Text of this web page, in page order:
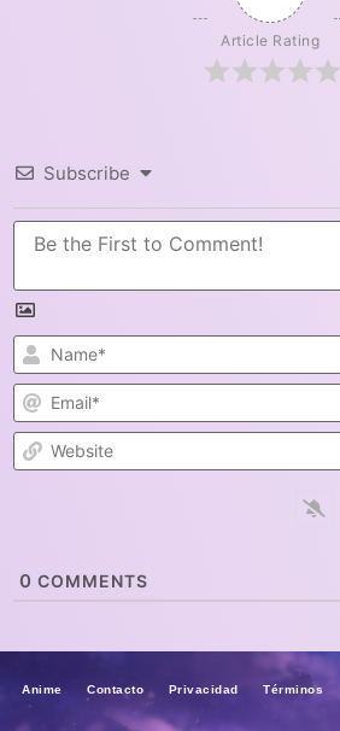
Article Rating
Subscribe
0 COMMENTS
Anime Contacto Privacidad Términos